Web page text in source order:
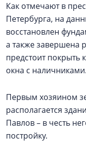
Как отмечают в
Петербурга, на
восстановлен
а также завершена
предстоит покрыть
окна с наличниками.
Первым хозяином
располагается
Павлов – в честь
постройку.